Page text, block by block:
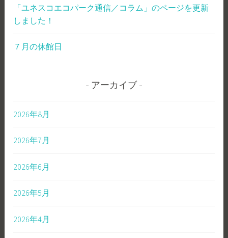
「ユネスコエコパーク通信／コラム」のページを更新
しました！
７月の休館日
アーカイブ
2026年8月
2026年7月
2026年6月
2026年5月
2026年4月